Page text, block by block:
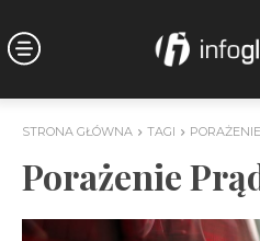
STRONA GŁÓWNA TAGI
Porażenie